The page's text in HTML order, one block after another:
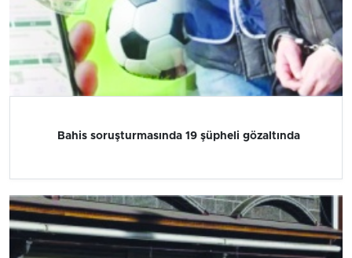
Bahis soruşturmasında 19 şüpheli gözaltında